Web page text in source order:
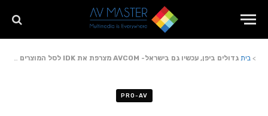
> בית גדולים ביפן, עכשיו גם בישראל- AVCOM מצרפת את IDK לסל המוצרים שלה
PRO-AV